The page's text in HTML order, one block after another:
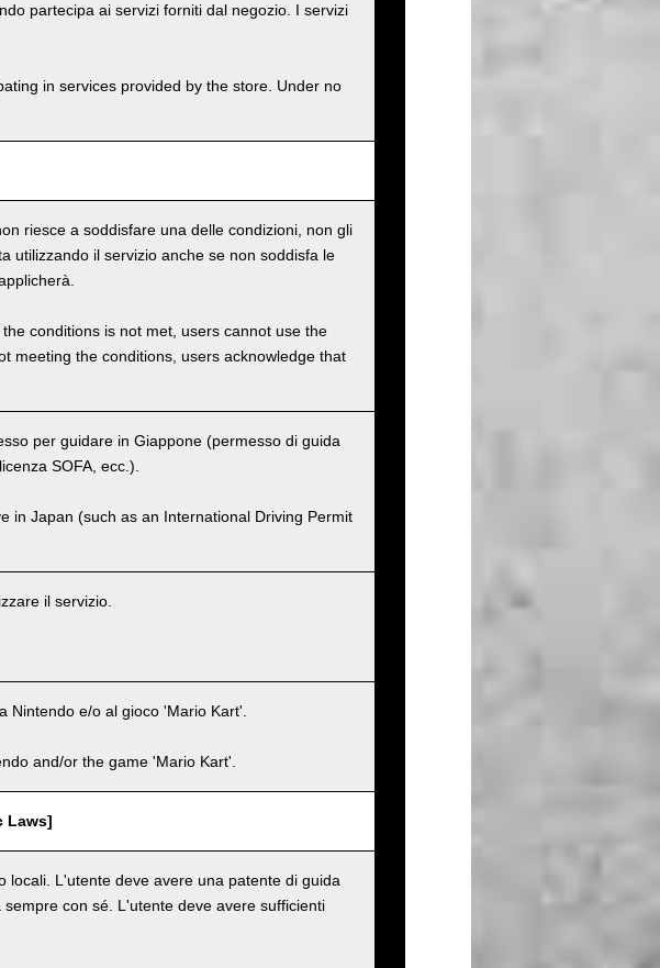
partecipa ai servizi forniti dal negozio. I servizi
in services provided by the store. Under no
riesce a soddisfare una delle condizioni, non gli
utilizzando il servizio anche se non soddisfa le
conditions is not met, users cannot use the
meeting the conditions, users acknowledge that
per guidare in Giappone (permesso di guida
SOFA, ecc.).
in Japan (such as an International Driving Permit
il servizio.
Nintendo e/o al gioco 'Mario Kart'.
and/or the game 'Mario Kart'.
Laws]
locali. L'utente deve avere una patente di guida
con sé. L'utente deve avere sufficienti